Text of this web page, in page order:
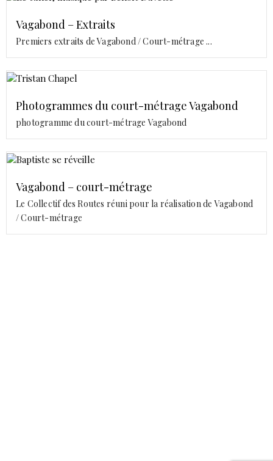
Vagabond – Extraits
Premiers extraits de Vagabond / Court-métrage ...
Photogrammes du court-métrage Vagabond
photogramme du court-métrage Vagabond
Vagabond – court-métrage
Le Collectif des Routes réuni pour la réalisation de Vagabond
/ Court-métrage